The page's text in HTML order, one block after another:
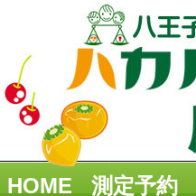
HOME 測定予約